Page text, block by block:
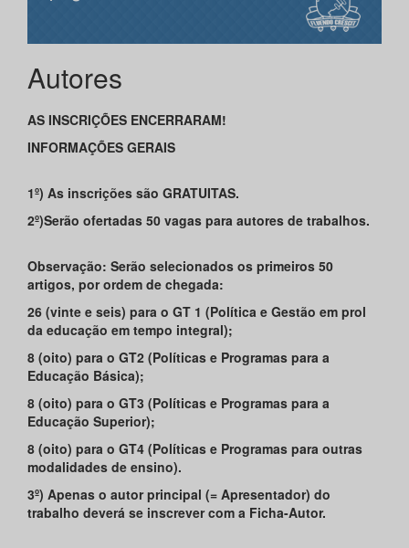
Autores
AS INSCRIÇÕES ENCERRARAM!
INFORMAÇÕES GERAIS
1º) As inscrições são GRATUITAS.
2º)Serão ofertadas 50 vagas para autores de trabalhos.
Observação: Serão selecionados os primeiros 50
artigos, por ordem de chegada:
26 (vinte e seis) para o GT 1 (Política e Gestão em prol
da educação em tempo integral);
8 (oito) para o GT2 (Políticas e Programas para a
Educação Básica);
8 (oito) para o GT3 (Políticas e Programas para a
Educação Superior);
8 (oito) para o GT4 (Políticas e Programas para outras
modalidades de ensino).
3º) Apenas o autor principal (= Apresentador) do
trabalho deverá se inscrever com a Ficha-Autor.